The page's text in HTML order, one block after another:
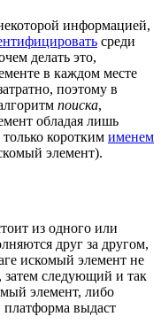
информацией,
среди
делать это,
в каждом месте
поэтому в
поиска,
обладая лишь
коротким именем
элемент).
из одного или
друг за другом,
искомый элемент не
затем следующий и так
элемент, либо
платформа выдаст